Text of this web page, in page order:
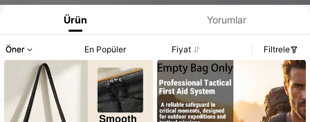
Ürün Yorumlar
Öner En Popüler Fiyat Filtrele